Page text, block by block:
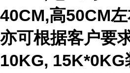
40CM,高50CM
亦可根据客户要
10KG, 15K*0KG